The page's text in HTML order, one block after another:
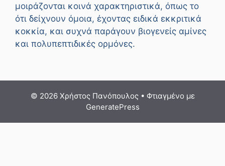
μοιράζονται κοινά χαρακτηριστικά, όπως το
ότι δείχνουν όμοια, έχοντας ειδικά εκκριτικά
κοκκία, και συχνά παράγουν βιογενείς αμίνες
και πολυπεπτιδικές ορμόνες.
© 2026 Χρήστος Πανόπουλος• Φτιαγμένο με
GeneratePress